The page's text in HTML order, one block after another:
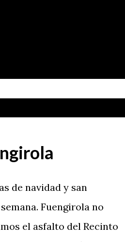
de navidad y san
Fuengirola no
el asfalto del Recinto